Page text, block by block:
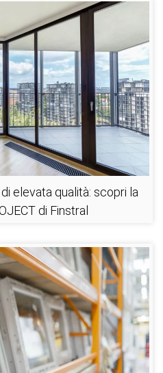
elevata qualità: scopri la
di Finstral